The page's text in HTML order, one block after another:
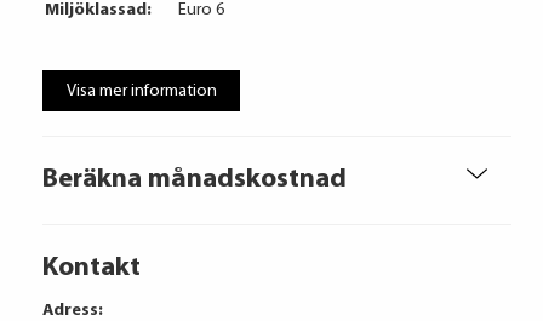
Beräkna månadskostnad
Miljöklassad:
Euro 6
Visa mer information
Kontakt
Adress: